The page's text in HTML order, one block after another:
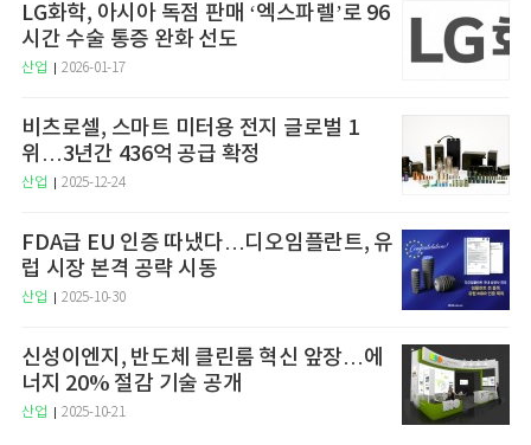
LG화학, 아시아 독점 판매 ‘엑스파렐’로 96
시간 수술 통증 완화 선도
산업 2026-01-17
비츠로셀, 스마트 미터용 전지 글로벌 1
위…3년간 436억 공급 확정
산업 2025-12-24
FDA급 EU 인증 따냈다…디오임플란트, 유
럽 시장 본격 공략 시동
산업 2025-10-30
신성이엔지, 반도체 클린룸 혁신 앞장…에
너지 20% 절감 기술 공개
산업 2025-10-21